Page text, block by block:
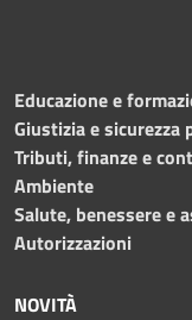
Educazione e
Giustizia e sicurezza
Tributi, finanze e
Ambiente
Salute, benessere e
Autorizzazioni
NOVITÀ